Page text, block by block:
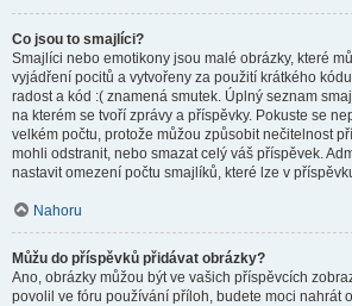
Co jsou to smajlíci?
Smajlíci nebo emotikony jsou malé obrázky, které
vyjádření pocitů a vytvořeny za použití krátkého
radost a kód :( znamená smutek. Úplný seznam
na kterém se tvoří zprávy a příspěvky. Pokuste se
velkém počtu, protože můžou způsobit nečitelnost
mohli odstranit, nebo smazat celý váš příspěvek.
nastavit omezení počtu smajlíků, které lze v
Nahoru
Můžu do příspěvků přidávat obrázky?
Ano, obrázky můžou být ve vašich příspěvcích
povolil ve fóru používání příloh, budete moci nahrát